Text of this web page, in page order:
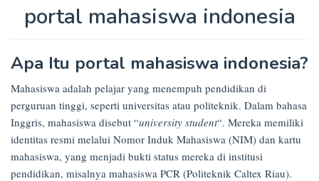
portal mahasiswa indonesia
Opini
on
17/04/2025
Apa Itu portal mahasiswa indonesia?
Mahasiswa adalah pelajar yang menempuh pendidikan di
perguruan tinggi, seperti universitas atau politeknik. Dalam bahasa
Inggris, mahasiswa disebut “university student“. Mereka memiliki
identitas resmi melalui Nomor Induk Mahasiswa (NIM) dan kartu
mahasiswa, yang menjadi bukti status mereka di institusi
pendidikan, misalnya mahasiswa PCR (Politeknik Caltex Riau).